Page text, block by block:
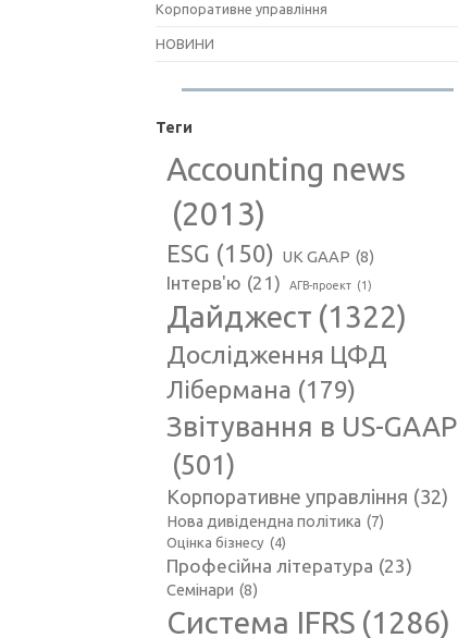
Корпоративне управління
НОВИНИ
Теги
Accounting news
(2013)
ESG (150) UK GAAP (8)
Інтерв'ю (21) АГВ-проект (1)
Дайджест (1322)
Дослідження ЦФД
Лібермана (179)
Звітування в US-GAAP
(501)
Корпоративне управління (32)
Нова дивідендна політика (7)
Оцінка бізнесу (4)
Професійна література (23)
Семінари (8)
Система IFRS (1286)